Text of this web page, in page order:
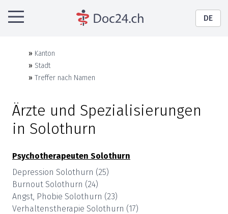
DE
» Kanton
» Stadt
» Treffer nach Namen
Ärzte und Spezialisierungen
in Solothurn
Psychotherapeuten Solothurn
Depression Solothurn (25)
Burnout Solothurn (24)
Angst, Phobie Solothurn (23)
Verhaltenstherapie Solothurn (17)